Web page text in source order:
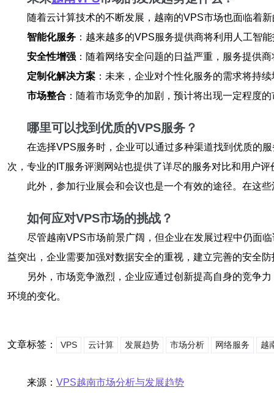
随着云计算技术的不断发展，越南的VPS市场也面临着
智能化服务 ：越来越多的VPS服务提供商将利用人工智
安全性增强 ：随着网络安全问题的日益严重，服务提供
定制化解决方案 ：未来，企业对个性化服务的需求将持
市场整合 ：随着市场竞争的加剧，预计将出现一定程度
哪里可以找到优质的VPS服务？
在选择VPS服务时，企业可以通过多种渠道找到优质的
次，专业的IT服务评测网站也提供了详尽的服务对比和用户
此外，参加行业展会和会议也是一个有效的途径。在这
如何应对VPS市场的挑战？
尽管越南VPS市场前景广阔，但企业在发展过程中仍面
益突出，企业需要加强对数据安全的重视，建立完善的安全防
另外，市场竞争激烈，企业应通过创新提高自身的竞争
环境的变化。
文章标签： VPS 云计算 发展趋势 市场分析 网络服务 越
来源： VPS越南市场分析与发展趋势